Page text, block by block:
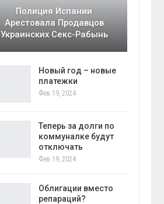
Полиция Испании
Арестовала Продавцов
Украинских Секс-Рабынь
Новый год – новые
платежки
Фев 19, 2024
Теперь за долги по
коммуналке будут
отключать
Фев 19, 2024
Облигации вместо
репараций?